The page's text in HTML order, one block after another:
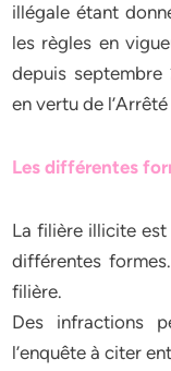
illégale étant
les règles en
depuis
en vertu de
Les différentes
La filière illicite
différentes
filière.
Des infractions
l’enquête à citer